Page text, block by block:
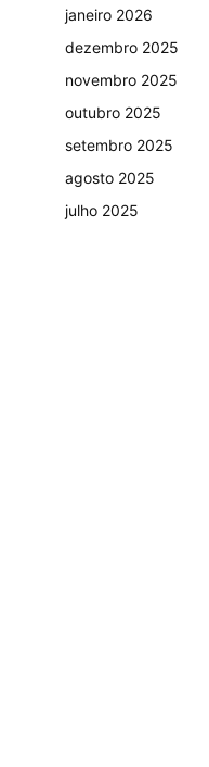
janeiro 2026
dezembro 2025
novembro 2025
outubro 2025
setembro 2025
agosto 2025
julho 2025